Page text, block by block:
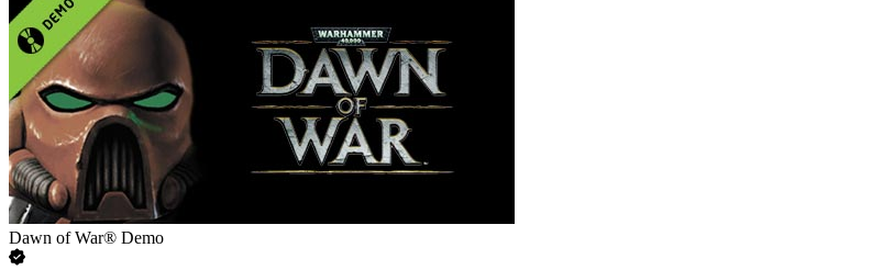
Dawn of War® Demo